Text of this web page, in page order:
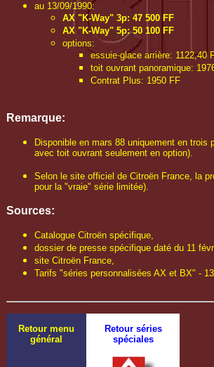
au 13/09/1990:
AX "K-Way" 3p: 47 500 FF
AX "K-Way" 5p: 50 100 FF
options:
essuie-glace arrière: 1122,40
toit ouvrant panoramique:
Contrat Plus: 1950 FF
Remarque:
Disponible en mars 88 uniquement en
avec toit ouvrant seulement en option).
Selon le site officiel de Citroën France, la
pour la "vraie" série limitée).
Sources:
Catalogue Citroën spécifique,
dossier de presse spécifique daté du 11
site Citroën France,
Tarifs "séries personnalisées AX et BX" -
Retour menu
général
Retour séries
spéciales